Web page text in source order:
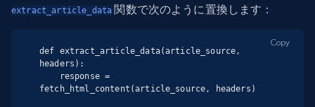
extract_article_data 関数で次のように置換します：
def extract_article_data(article_source,
headers):
fetch_html_content(article_source, headers)
Copy